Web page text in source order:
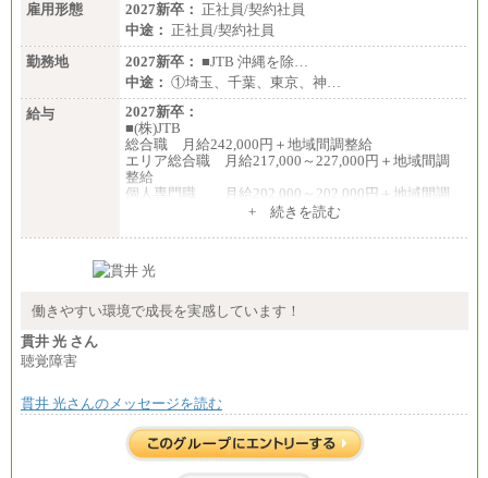
雇用形態
2027新卒： 正社員/契約社員
中途： 正社員/契約社員
勤務地
2027新卒： ■JTB 沖縄を除…
中途： ①埼玉、千葉、東京、神…
給与
2027新卒：
■(株)JTB
総合職 月給242,000円＋地域間調整給
エリア総合職 月給217,000～227,000円＋地域間調
整給
個人専門職 月給202,000～202,000円＋地域間調
総合職 月給208,000～235,000円
※詳細はJTBキャリアサイトよりご確認ください。
総合職 月給220,000～230,000円＋地域間調整給
整給
※詳細はJTBキャリアサイトよりご確認ください。
+ 続きを読む
働きやすい環境で成長を実感しています！
貫井 光 さん
聴覚障害
貫井 光さんのメッセージを読む